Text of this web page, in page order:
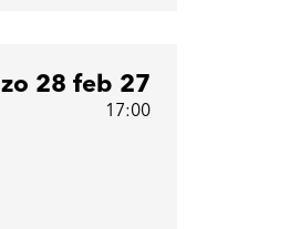
zo 28 feb 27
17:00